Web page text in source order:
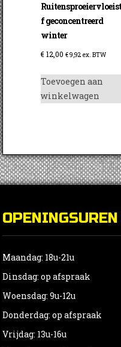
f geconcentreerd
winter
€12,00 €9,92 ex. BTW
Toevoegen aan
winkelwagen
OPENINGSUREN
Maandag: 18u-21u
Dinsdag: op afspraak
Woensdag: 9u-12u
Donderdag: op afspraak
Vrijdag: 13u-16u